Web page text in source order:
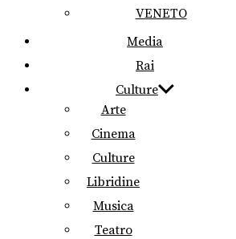
VENETO
Media
Rai
Culture
Arte
Cinema
Culture
Libridine
Musica
Teatro